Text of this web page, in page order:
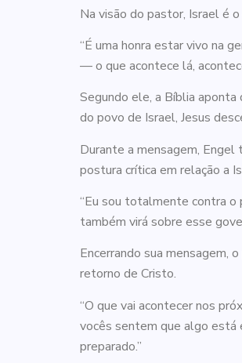
Na visão do pastor, Israel é
“É uma honra estar vivo na
— o que acontece lá,
Segundo ele, a Bíblia aponta
do povo de Israel, Jesus
Durante a mensagem,
postura crítica em relação a
“Eu sou totalmente contra o
também virá sobre esse
Encerrando sua mensagem,
retorno de Cristo.
“O que vai acontecer nos
vocês sentem que algo está
preparado.”